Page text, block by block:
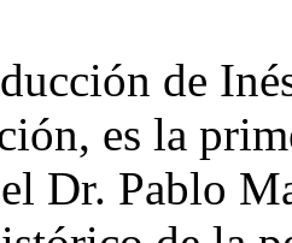
de
es la
Dr. Pablo